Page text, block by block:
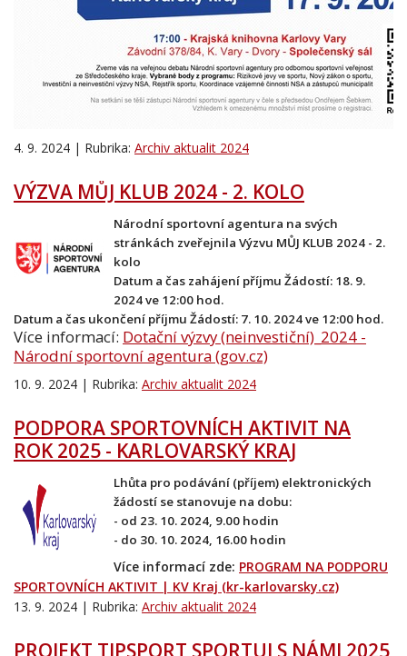
4. 9. 2024 | Rubrika: Archiv aktualit 2024
VÝZVA MŮJ KLUB 2024 - 2. KOLO
Národní sportovní agentura na svých
stránkách zveřejnila Výzvu MŮJ KLUB 2024 - 2.
kolo
Datum a čas zahájení příjmu Žádostí: 18. 9.
2024 ve 12:00 hod.
Datum a čas ukončení příjmu Žádostí: 7. 10. 2024 ve 12:00 hod.
Více informací: Dotační výzvy (neinvestiční)_2024 -
Národní sportovní agentura (gov.cz)
10. 9. 2024 | Rubrika: Archiv aktualit 2024
PODPORA SPORTOVNÍCH AKTIVIT NA
ROK 2025 - KARLOVARSKÝ KRAJ
Lhůta pro podávání (příjem) elektronických
žádostí se stanovuje na dobu:
- od 23. 10. 2024, 9.00 hodin
- do 30. 10. 2024, 16.00 hodin
Více informací zde: PROGRAM NA PODPORU
SPORTOVNÍCH AKTIVIT | KV Kraj (kr-karlovarsky.cz)
13. 9. 2024 | Rubrika: Archiv aktualit 2024
PROJEKT TIPSPORT SPORTUJ S NÁMI 2025